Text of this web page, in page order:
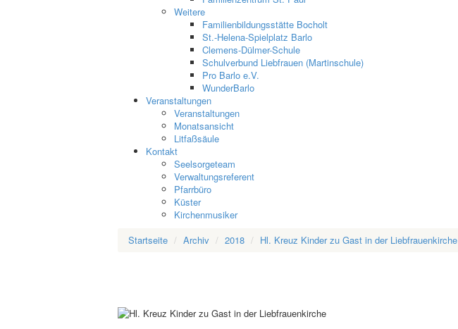
Weitere
Familienbildungsstätte Bocholt
St.-Helena-Spielplatz Barlo
Clemens-Dülmer-Schule
Schulverbund Liebfrauen (Martinschule)
Pro Barlo e.V.
WunderBarlo
Veranstaltungen
Veranstaltungen
Monatsansicht
Litfaßsäule
Kontakt
Seelsorgeteam
Verwaltungsreferent
Pfarrbüro
Küster
Kirchenmusiker
Startseite
Archiv 2018 Hl. Kreuz Kinder zu Gast in der Liebfrauenkirche